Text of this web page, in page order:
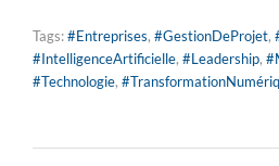
Tags:#Entreprises, #GestionDeProjet,
#IntelligenceArtificielle, #Leadership,
#Technologie,